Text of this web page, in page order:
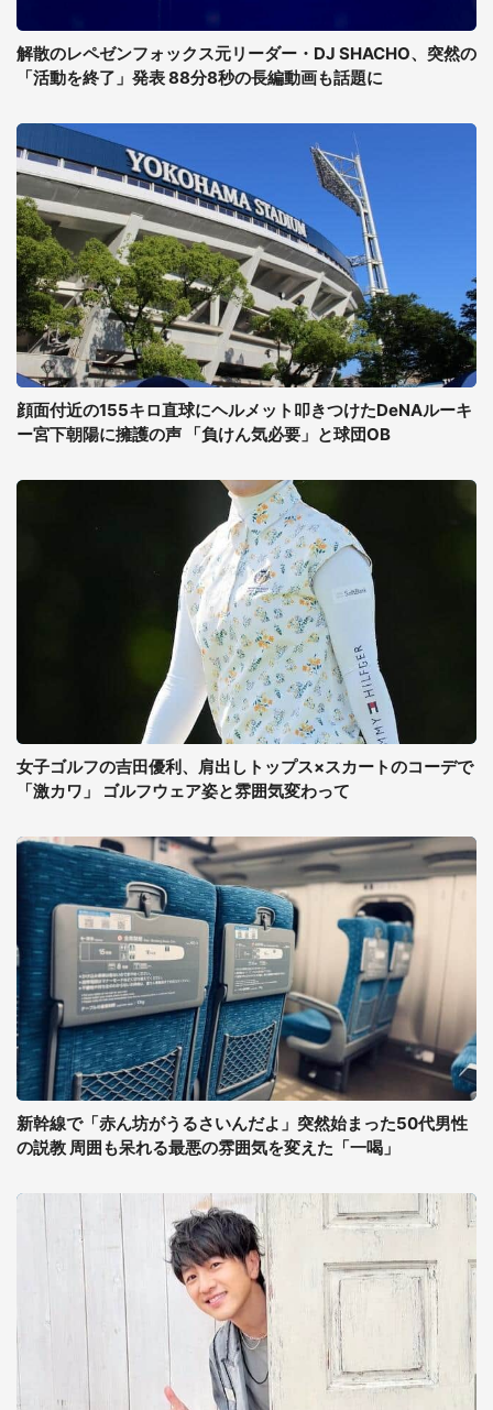
解散のレペゼンフォックス元リーダー・DJ SHACHO、突然の
「活動を終了」発表 88分8秒の長編動画も話題に
顔面付近の155キロ直球にヘルメット叩きつけたDeNAルーキ
ー宮下朝陽に擁護の声 「負けん気必要」と球団OB
女子ゴルフの吉田優利、肩出しトップス×スカートのコーデで
「激カワ」 ゴルフウェア姿と雰囲気変わって
新幹線で「赤ん坊がうるさいんだよ」突然始まった50代男性
の説教 周囲も呆れる最悪の雰囲気を変えた「一喝」